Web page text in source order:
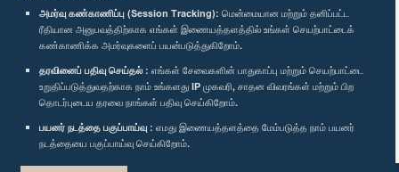
அமர்வு கண்காணிப்பு (Session Tracking): மென்மையான மற்றும் தனிப்பட்ட
ரீதியான அனுபவத்திற்காக எங்கள் இணையத்தளத்தில் உங்கள் செயற்பாட்டைக்
கண்காணிக்க அமர்வுகளைப் பயன்படுத்துகிறோம்.
தரவினைப் பதிவு செய்தல் : எங்கள் சேவைகளின் பாதுகாப்பு மற்றும் செயற்பாட்டை
உறுதிப்படுத்துவதற்காக நாம் உங்களது IP முகவரி, சாதன விவரங்கள் மற்றும் பிற
தொடர்புடைய தரவை நாங்கள் பதிவு செய்கிறோம்.
பயனர் நடத்தை பகுப்பாய்வு : எமது இணையத்தளத்தை மேம்படுத்த நாம் பயனர்
நடத்தையை பகுப்பாய்வு செய்கிறோம்.
எம்மை பின்தொடர்க :
விருதுகள்
தனியுரிமைக் கொள்கை